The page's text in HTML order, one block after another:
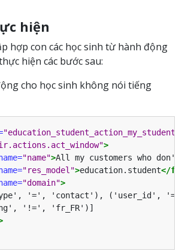
hiện
hợp con các học sinh từ hành động
hiện các bước sau:
cho học sinh không nói tiếng
>
"name">All my customers who don't
"res_model">education.student</
"domain">
'=', 'contact'), ('user_id',
'!=', 'fr_FR')]